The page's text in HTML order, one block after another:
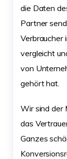
die Daten
Partner
Verbraucher
vergleicht
von
gehört hat.
Wir sind der
das
Ganzes